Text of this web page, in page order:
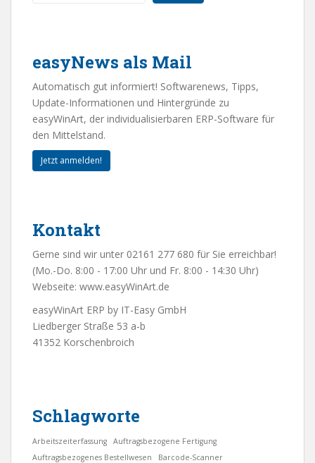
easyNews als Mail
Automatisch gut informiert! Softwarenews, Tipps,
Update-Informationen und Hintergründe zu
easyWinArt, der individualisierbaren ERP-Software für
den Mittelstand.
Jetzt anmelden!
Kontakt
Gerne sind wir unter 02161 277 680 für Sie erreichbar!
(Mo.-Do. 8:00 - 17:00 Uhr und Fr. 8:00 - 14:30 Uhr)
Webseite: www.easyWinArt.de
easyWinArt ERP by IT-Easy GmbH
Liedberger Straße 53 a-b
41352 Korschenbroich
Schlagworte
Arbeitszeiterfassung
Auftragsbezogene Fertigung
Auftragsbezogenes Bestellwesen
Barcode-Scanner